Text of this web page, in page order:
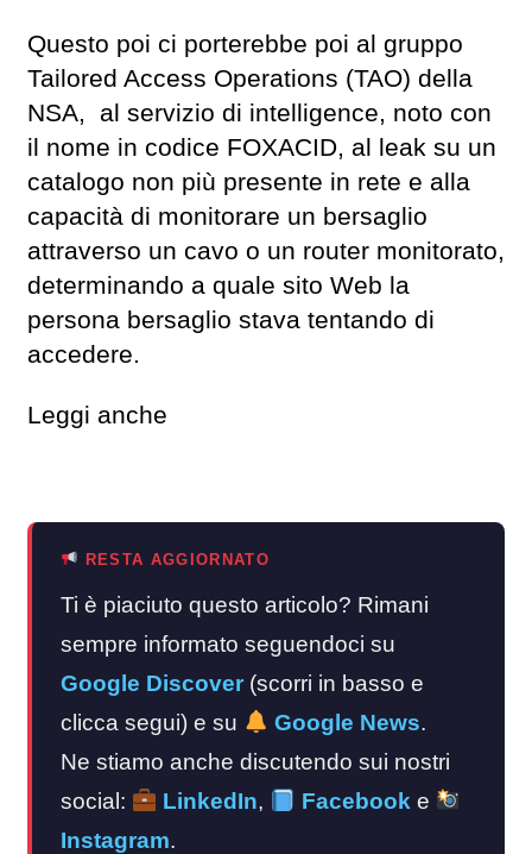
Questo poi ci porterebbe poi al gruppo
Tailored Access Operations (TAO) della
NSA, al servizio di intelligence, noto con
il nome in codice FOXACID, al leak su un
catalogo non più presente in rete e alla
capacità di monitorare un bersaglio
attraverso un cavo o un router monitorato,
determinando a quale sito Web la
persona bersaglio stava tentando di
accedere.
Leggi anche
RESTA AGGIORNATO
Ti è piaciuto questo articolo? Rimani
sempre informato seguendoci su
Google Discover (scorri in basso e
clicca segui) e su
Google News.
Ne stiamo anche discutendo sui nostri
social:
LinkedIn, Facebook e
Instagram.